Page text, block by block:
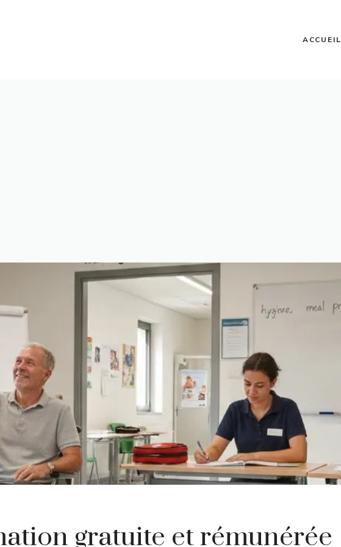
ACCUEIL
gratuite et rémunérée